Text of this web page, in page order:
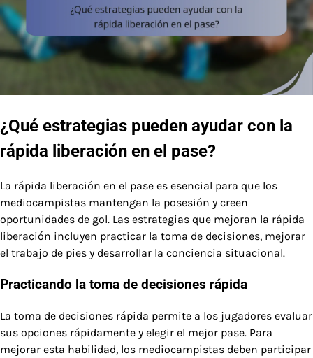
¿Qué estrategias pueden ayudar con la
rápida liberación en el pase?
La rápida liberación en el pase es esencial para que los
mediocampistas mantengan la posesión y creen
oportunidades de gol. Las estrategias que mejoran la rápida
liberación incluyen practicar la toma de decisiones, mejorar
el trabajo de pies y desarrollar la conciencia situacional.
Practicando la toma de decisiones rápida
La toma de decisiones rápida permite a los jugadores evaluar
sus opciones rápidamente y elegir el mejor pase. Para
mejorar esta habilidad, los mediocampistas deben participar